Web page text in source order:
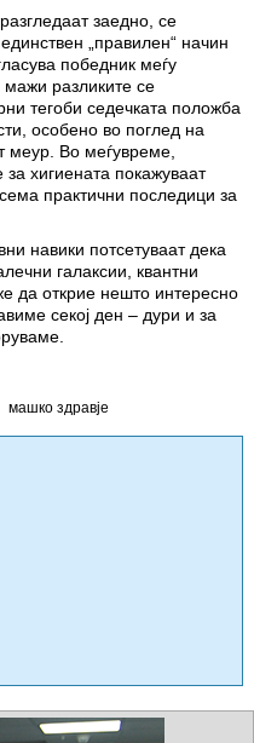
заедно, се
„правилен“ начин
победник меѓу
разликите се
тегоби седечката положба
особено во поглед на
меур. Во меѓувреме,
хигиената покажуваат
практични последици за
навики потсетуваат дека
галаксии, квантни
да открие нешто интересно
секој ден – дури и за
машко здравје